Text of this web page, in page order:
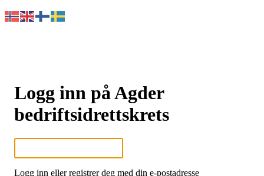
Logg inn på Agder
bedriftsidrettskrets
Logg inn eller registrer deg med din e-postadresse